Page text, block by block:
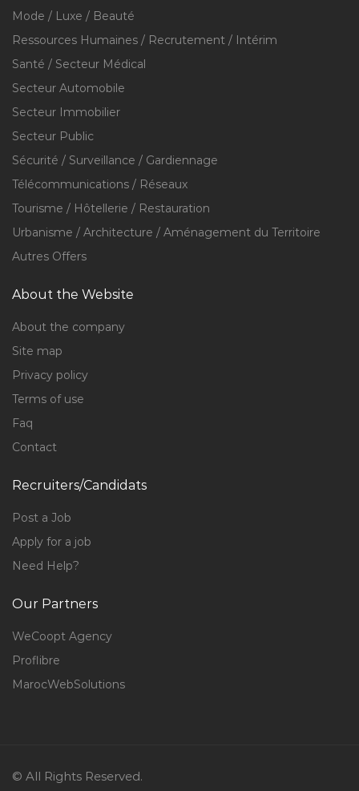
Mode / Luxe / Beauté
Ressources Humaines / Recrutement / Intérim
Santé / Secteur Médical
Secteur Automobile
Secteur Immobilier
Secteur Public
Sécurité / Surveillance / Gardiennage
Télécommunications / Réseaux
Tourisme / Hôtellerie / Restauration
Urbanisme / Architecture / Aménagement du Territoire
Autres Offers
About the Website
About the company
Site map
Privacy policy
Terms of use
Faq
Contact
Recruiters/Candidats
Post a Job
Apply for a job
Need Help?
Our Partners
WeCoopt Agency
Proflibre
MarocWebSolutions
© All Rights Reserved.